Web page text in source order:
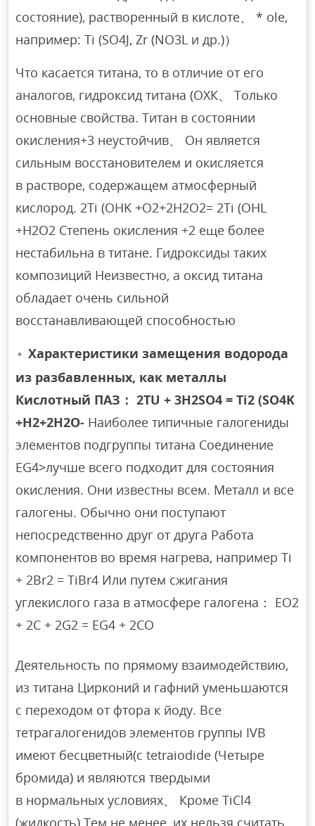
состояние), растворенный в кислоте、 * ole,
например: Ti (SO4J, Zr (NO3L и др.)）
Что касается титана, то в отличие от его
аналогов, гидроксид титана (ОХК、 Только
основные свойства. Титан в состоянии
окисления+3 неустойчив、 Он является
сильным восстановителем и окисляется
в растворе, содержащем атмосферный
кислород. 2Ti (OHK +О2+2Н2О2= 2Ti (OHL
+Н2О2 Степень окисления +2 еще более
нестабильна в титане. Гидроксиды таких
композиций Неизвестно, а оксид титана
обладает очень сильной
восстанавливающей способностью
Характеристики замещения водорода
из разбавленных, как металлы
Кислотный ПАЗ： 2TU + 3H2SO4 = Ti2 (SO4K
+Н2+2Н2О- Наиболее типичные галогениды
элементов подгруппы титана Соединение
EG4>лучше всего подходит для состояния
окисления. Они известны всем. Металл и все
галогены. Обычно они поступают
непосредственно друг от друга Работа
компонентов во время нагрева, например Ti
+ 2Br2 = TiBr4 Или путем сжигания
углекислого газа в атмосфере галогена： EO2
+ 2C + 2G2 = EG4 + 2CO
Деятельность по прямому взаимодействию,
из титана Цирконий и гафний уменьшаются
с переходом от фтора к йоду. Все
тетрагалогенидов элементов группы IVB
имеют бесцветный(с tetraiodide (Четыре
бромида) и являются твердыми
в нормальных условиях、 Кроме TiCl4